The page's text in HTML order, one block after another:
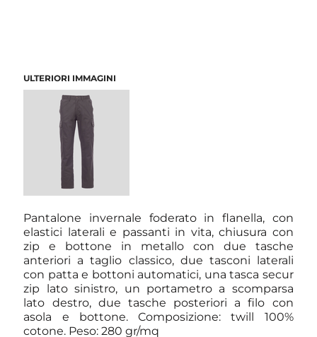
ULTERIORI IMMAGINI
Pantalone invernale foderato in flanella, con
elastici laterali e passanti in vita, chiusura con
zip e bottone in metallo con due tasche
anteriori a taglio classico, due tasconi laterali
con patta e bottoni automatici, una tasca secur
zip lato sinistro, un portametro a scomparsa
lato destro, due tasche posteriori a filo con
asola e bottone. Composizione: twill 100%
cotone. Peso: 280 gr/mq